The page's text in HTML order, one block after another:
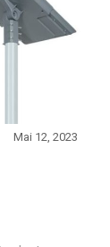
Mai 12, 2023